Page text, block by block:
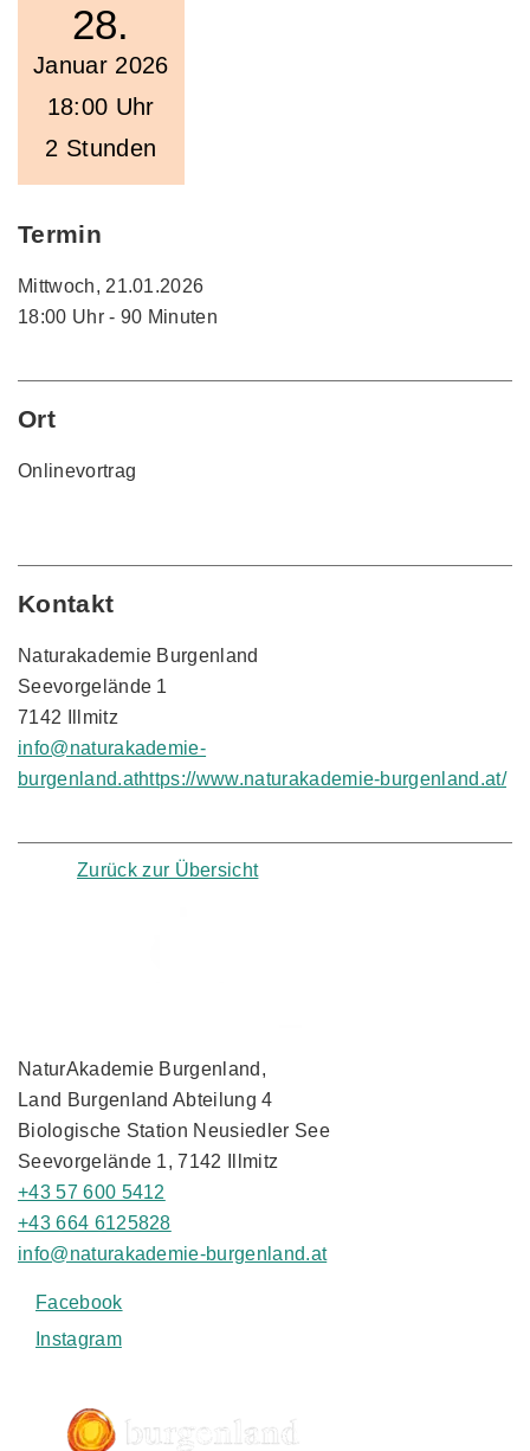
28.
Januar 2026
18:00 Uhr
2 Stunden
Termin
Mittwoch, 21.01.2026
18:00 Uhr - 90 Minuten
Ort
Onlinevortrag
Kontakt
Naturakademie Burgenland
Seevorgelände 1
7142 Illmitz
info@naturakademie-
burgenland.athttps://www.naturakademie-burgenland.at/
Zurück zur Übersicht
NaturAkademie Burgenland,
Land Burgenland Abteilung 4
Biologische Station Neusiedler See
Seevorgelände 1, 7142 Illmitz
+43 57 600 5412
+43 664 6125828
info@naturakademie-burgenland.at
Facebook
Instagram